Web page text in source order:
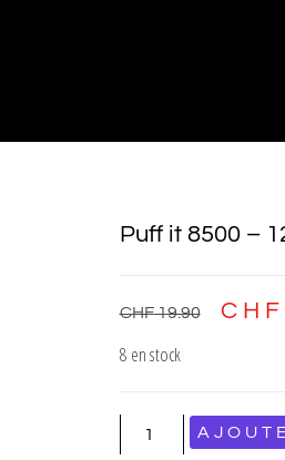
Puff it 8500 –
CHF19.90 CHF
8 en stock